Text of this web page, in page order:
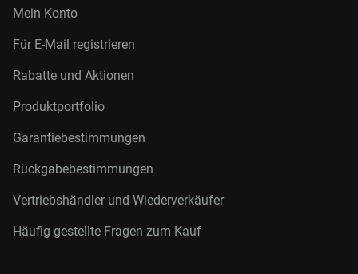
Mein Konto
Für E-Mail registrieren
Rabatte und Aktionen
Produktportfolio
Garantiebestimmungen
Rückgabebestimmungen
Vertriebshändler und Wiederverkäufer
Häufig gestellte Fragen zum Kauf